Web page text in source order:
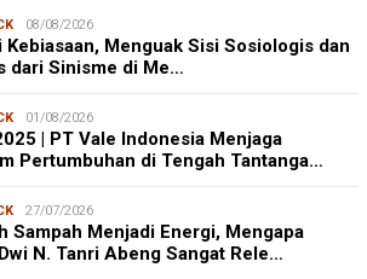
08/08/2026
Kebiasaan, Menguak Sisi Sosiologis dan
dari Sinisme di Me…
01/08/2026
| PT Vale Indonesia Menjaga
Pertumbuhan di Tengah Tantanga…
27/07/2026
Sampah Menjadi Energi, Mengapa
N. Tanri Abeng Sangat Rele…